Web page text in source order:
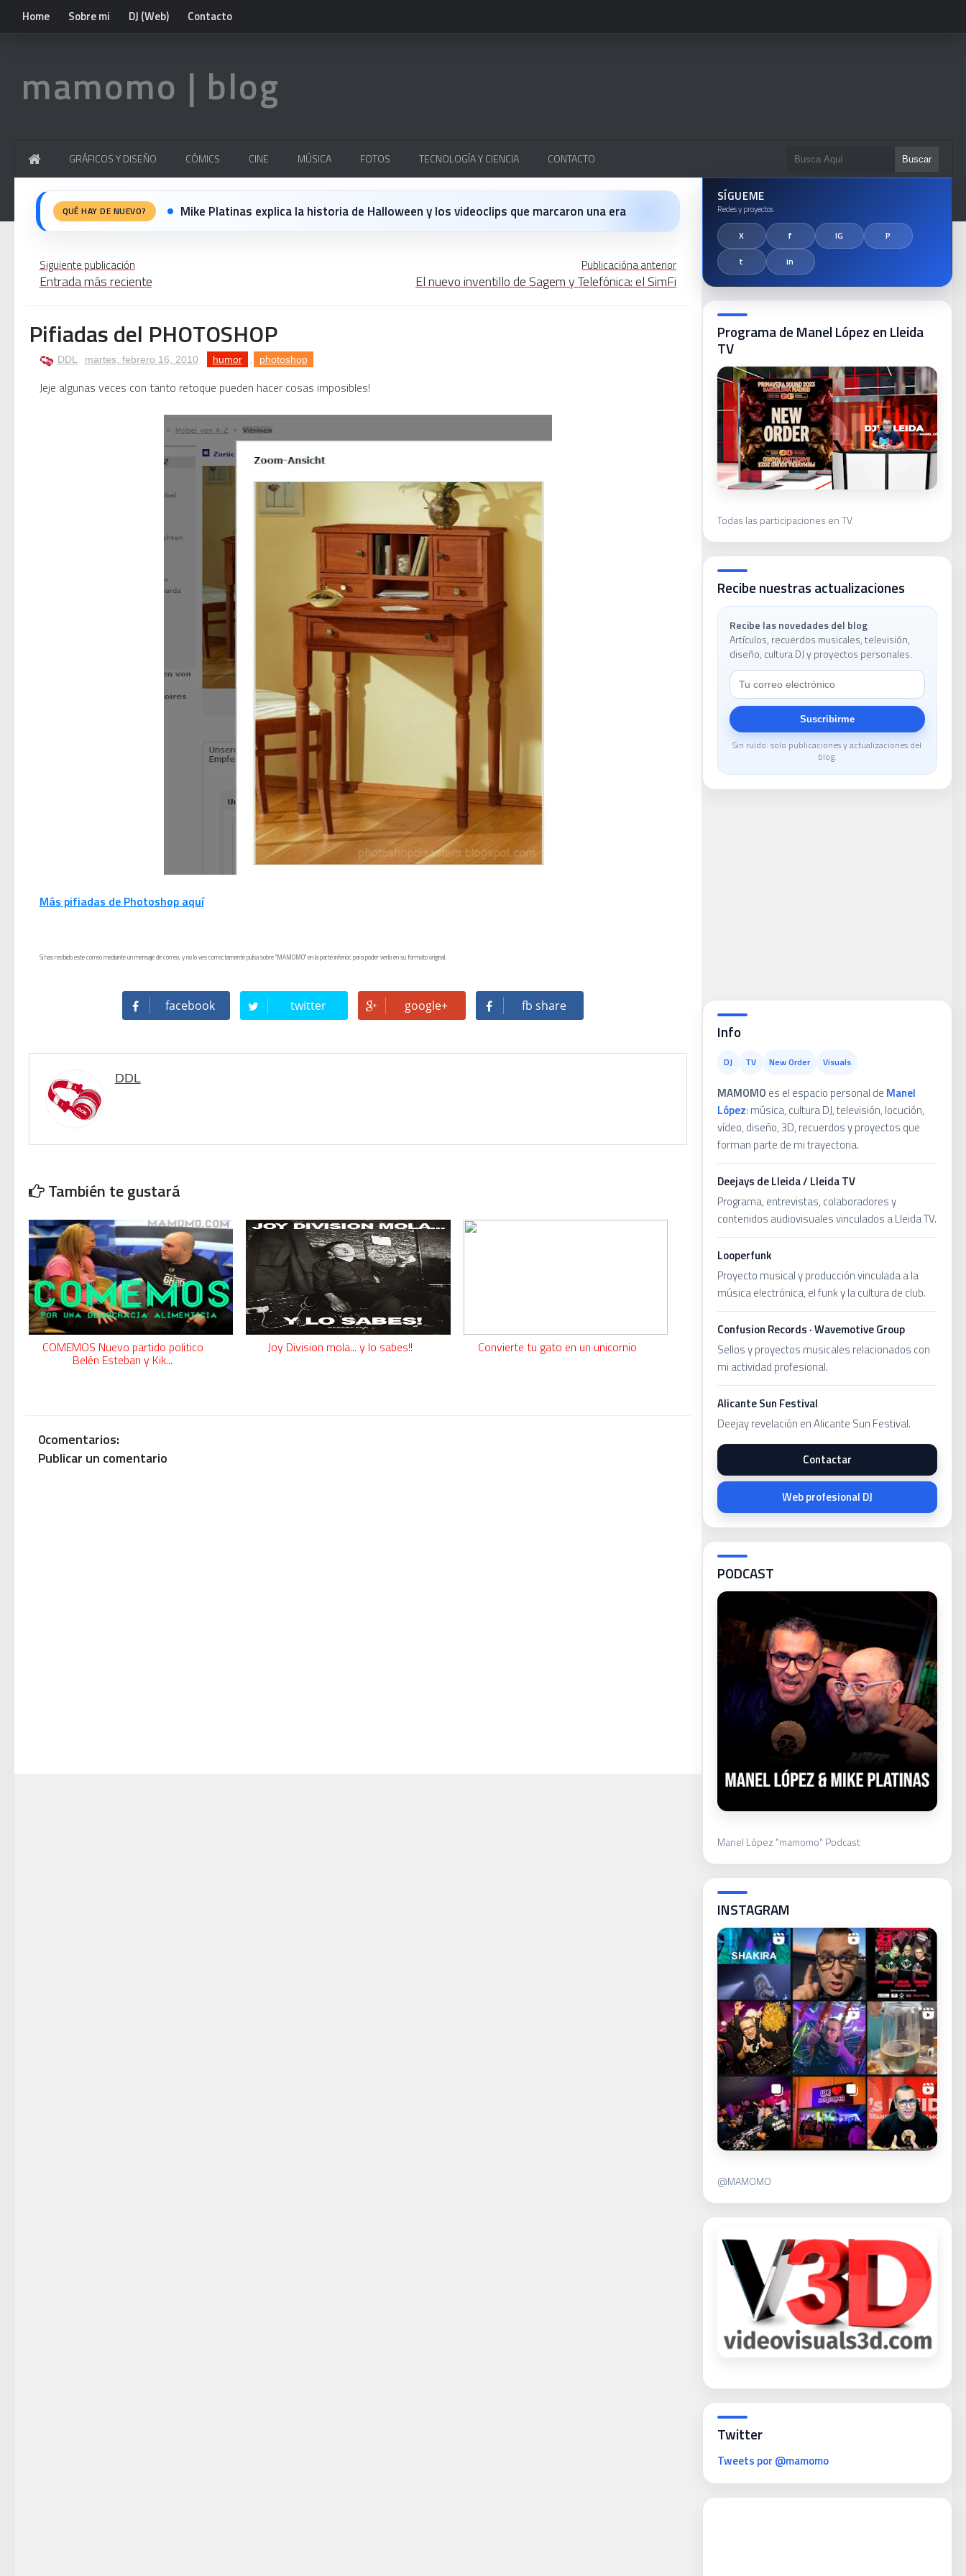
Home Sobre mi DJ (Web) Contacto
mamomo | blog
GRÁFICOS Y DISEÑO CÓMICS CINE MÚSICA FOTOS TECNOLOGÍA Y CIENCIA CONTACTO
QUÉ HAY DE NUEVO? Mike Platinas explica la historia de Halloween y los videoclips que marcaron una era
Photoshop se cuelga al usar la herramienta de texto: soluciones definitivas y alternativas
Mamoru Samuragōchi: El Mito del “Beethoven Japonés” y la Gran Revelación
Twisted Tenderness de Electronic: entre guitarras, sintetizadores y dos leyendas
🥊 ¿Michael Jackson golpeó a Tupac? El rumor más explosivo del hip-hop, contado con detalle
 Descubriendo Blender: el futuro de la animación y el diseño 3D... ¡gratis!
Magix Vegas Pro 23 está en camino: ¡confirmado por una fuente muy fiable!
Temporada 2024-2025 de Deejays de Lleida en Lleida TV: Música, recuerdos y comunidad DJ
Mi tercer año poniendo ritmo en la Trobada Empresarial al Pirineu 🎧✨
Una noche mágica en el Celler de Raimat
Recordando New Order - Be a Rebel el regreso elegante de una leyenda
Modern Talking: ¿Debe volver el dúo más famoso del eurodisco? La polémica que divide a millones de fans
Carlos Giménez recibe la Gran Cruz de Alfonso X el Sabio: homenaje al maestro de la historieta española
Michael Jackson en el cine: opinión personal sobre la película Michael
Nova temporada 5 de Deejays de Lleida
Fiesta del 40º Aniversario del Max Mix en Be Disco: Crónica Personal de una Noche Histórica
Siguiente publicación
Entrada más reciente
Publicacióna anterior
El nuevo inventillo de Sagem y Telefónica: el SimFi
Pifiadas del PHOTOSHOP
DDL martes, febrero 16, 2010 humor photoshop
Jeje algunas veces con tanto retoque pueden hacer cosas imposibles!
Más pifiadas de Photoshop aquí
Si has recibido este correo mediante un mensaje de correo, y no lo ves correctamente pulsa sobre "MAMOMO" en la parte inferior, para poder verlo en su formato original.
facebook twitter google+ fb share
DDL
También te gustará
COMEMOS Nuevo partido politico
Belén Esteban y Kik...
Joy Division mola... y lo sabes!! Convierte tu gato en un unicornio
0comentarios:
Publicar un comentario
SÍGUEME
Programa de Manel López en Lleida
TV
Todas las participaciones en TV
Recibe nuestras actualizaciones
Recibe las novedades del blog
Artículos, recuerdos musicales, televisión,
diseño, cultura DJ y proyectos personales.
Suscribirme
Sin ruido: solo publicaciones y actualizaciones del
blog.
Info
DJ TV New Order Visuals
MAMOMO es el espacio personal de Manel
López: música, cultura DJ, televisión, locución,
vídeo, diseño, 3D, recuerdos y proyectos que
forman parte de mi trayectoria.
Deejays de Lleida / Lleida TV
Programa, entrevistas, colaboradores y
contenidos audiovisuales vinculados a Lleida TV.
Looperfunk
Proyecto musical y producción vinculada a la
música electrónica, el funk y la cultura de club.
Confusion Records · Wavemotive Group
Sellos y proyectos musicales relacionados con
mi actividad profesional.
Alicante Sun Festival
Deejay revelación en Alicante Sun Festival.
Contactar
Web profesional DJ
PODCAST
Manel López "mamomo" Podcast
INSTAGRAM
@MAMOMO
Twitter
Tweets por @mamomo